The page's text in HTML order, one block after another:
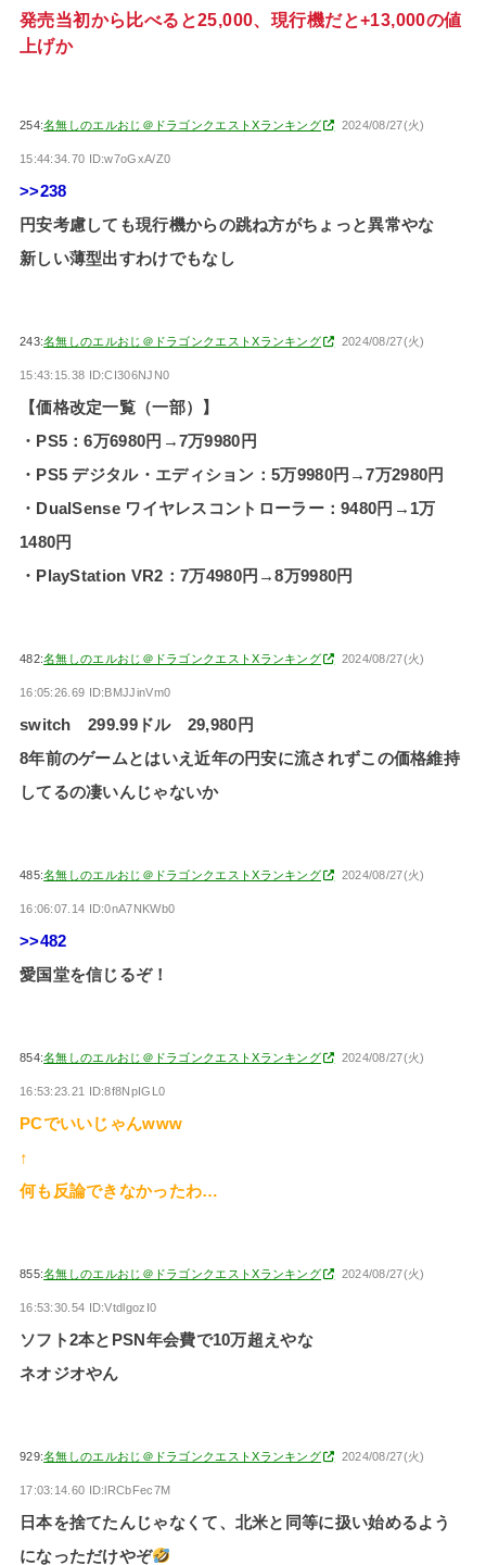
発売当初から比べると25,000、現行機だと+13,000の値
上げか
254:名無しのエルおじ＠ドラゴンクエストXランキング 2024/08/27(火)
15:44:34.70 ID:w7oGxA/Z0
>>238
円安考慮しても現行機からの跳ね方がちょっと異常やな
新しい薄型出すわけでもなし
243:名無しのエルおじ＠ドラゴンクエストXランキング 2024/08/27(火)
15:43:15.38 ID:CI306NJN0
【価格改定一覧（一部）】
・PS5：6万6980円→7万9980円
・PS5 デジタル・エディション：5万9980円→7万2980円
・DualSense ワイヤレスコントローラー：9480円→1万
1480円
・PlayStation VR2：7万4980円→8万9980円
482:名無しのエルおじ＠ドラゴンクエストXランキング 2024/08/27(火)
16:05:26.69 ID:BMJJinVm0
switch 299.99ドル 29,980円
8年前のゲームとはいえ近年の円安に流されずこの価格維持
してるの凄いんじゃないか
485:名無しのエルおじ＠ドラゴンクエストXランキング 2024/08/27(火)
16:06:07.14 ID:0nA7NKWb0
>>482
愛国堂を信じるぞ！
854:名無しのエルおじ＠ドラゴンクエストXランキング 2024/08/27(火)
16:53:23.21 ID:8f8NpIGL0
PCでいいじゃんwww
↑
何も反論できなかったわ…
855:名無しのエルおじ＠ドラゴンクエストXランキング 2024/08/27(火)
16:53:30.54 ID:VtdlgozI0
ソフト2本とPSN年会費で10万超えやな
ネオジオやん
929:名無しのエルおじ＠ドラゴンクエストXランキング 2024/08/27(火)
17:03:14.60 ID:lRCbFec7M
日本を捨てたんじゃなくて、北米と同等に扱い始めるよう
になっただけやぞ